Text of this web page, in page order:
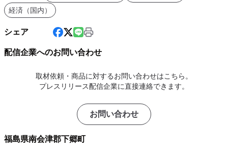
経済（国内）
シェア
配信企業へのお問い合わせ
取材依頼・商品に対するお問い合わせはこちら。
プレスリリース配信企業に直接連絡できます。
お問い合わせ
福島県南会津郡下郷町